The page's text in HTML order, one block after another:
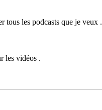
tous les podcasts que je veux .
les vidéos .